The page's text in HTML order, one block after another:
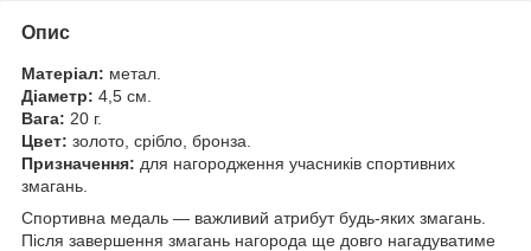
Опис
Матеріал: метал.
Діаметр: 4,5 см.
Вага: 20 г.
Цвет: золото, срібло, бронза.
Призначення: для нагородження учасників спортивних
змагань.
Спортивна медаль — важливий атрибут будь-яких змагань.
Після завершення змагань нагорода ще довго нагадуватиме